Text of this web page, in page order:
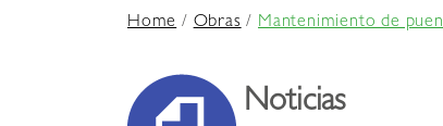
Home/Obras/Mantenimiento de
Noticias